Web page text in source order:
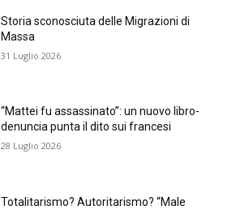
Storia sconosciuta delle Migrazioni di
Massa
31 Luglio 2026
“Mattei fu assassinato”: un nuovo libro-
denuncia punta il dito sui francesi
28 Luglio 2026
Totalitarismo? Autoritarismo? “Male